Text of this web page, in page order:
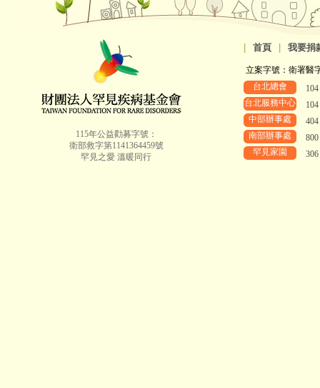
115年公益勸募字號：
衛部救字第1141364459號
罕見之愛 溫暖同行
首頁 我要捐
立案字號：衛署醫
台北總會
台北服務中心
中部辦事處
南部辦事處
罕見家園